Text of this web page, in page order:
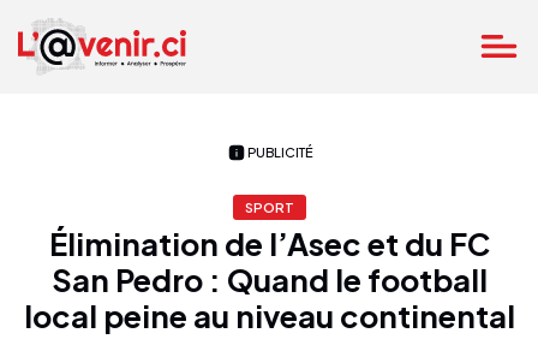
PUBLICITÉ
SPORT
Élimination de l’Asec et du FC
San Pedro : Quand le football
local peine au niveau continental